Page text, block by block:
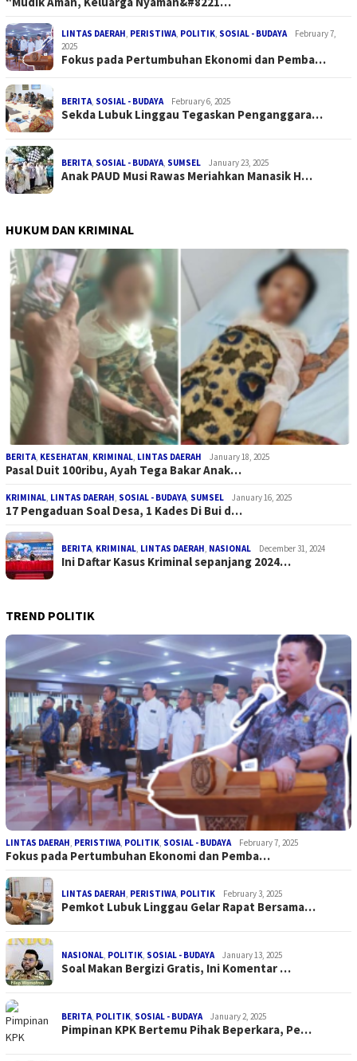
LINTAS DAERAH, PERISTIWA, POLITIK, SOSIAL - BUDAYA
February 7,
2025
Fokus pada Pertumbuhan Ekonomi dan Pemba…
BERITA, SOSIAL - BUDAYA February 6, 2025
Sekda Lubuk Linggau Tegaskan Penganggara…
BERITA, SOSIAL - BUDAYA, SUMSEL January 23, 2025
Anak PAUD Musi Rawas Meriahkan Manasik H…
HUKUM DAN KRIMINAL
BERITA, KESEHATAN, KRIMINAL, LINTAS DAERAH January 18, 2025
Pasal Duit 100ribu, Ayah Tega Bakar Anak…
KRIMINAL, LINTAS DAERAH, SOSIAL - BUDAYA, SUMSEL January 16, 2025
17 Pengaduan Soal Desa, 1 Kades Di Bui d…
BERITA, KRIMINAL, LINTAS DAERAH, NASIONAL December 31, 2024
Ini Daftar Kasus Kriminal sepanjang 2024…
TREND POLITIK
LINTAS DAERAH PERISTIWA POLITIK SOSIAL - BUDAYA February 7, 2025
Fokus pada Pertumbuhan Ekonomi dan Pemba…
LINTAS DAERAH PERISTIWA POLITIK February 3, 2025
Pemkot Lubuk Linggau Gelar Rapat Bersama…
NASIONAL POLITIK SOSIAL - BUDAYA January 13, 2025
Soal Makan Bergizi Gratis, Ini Komentar …
BERITA POLITIK SOSIAL - BUDAYA January 2, 2025
Pimpinan KPK Bertemu Pihak Beperkara, Pe…